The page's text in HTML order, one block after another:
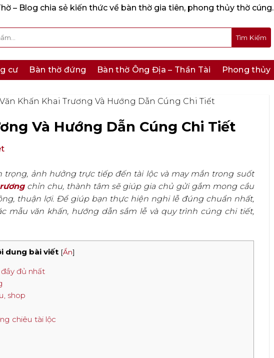
– Blog chia sẻ kiến thức về bàn thờ gia tiên, phong thủy thờ cúng.
cư Bàn thờ đứng Bàn thờ Ông Địa – Thần Tài Phong thủy
Khấn Khai Trương Và Hướng Dẫn Cúng Chi Tiết
Và Hướng Dẫn Cúng Chi Tiết
ảnh hưởng trực tiếp đến tài lộc và may mắn trong suốt
chỉn chu, thành tâm sẽ giúp gia chủ gửi gắm mong cầu
thuận lợi. Để giúp bạn thực hiện nghi lễ đúng chuẩn nhất,
mẫu văn khấn, hướng dẫn sắm lễ và quy trình cúng chi tiết,
dung bài viết [Ẩn]
đủ nhất
shop
chiêu tài lộc